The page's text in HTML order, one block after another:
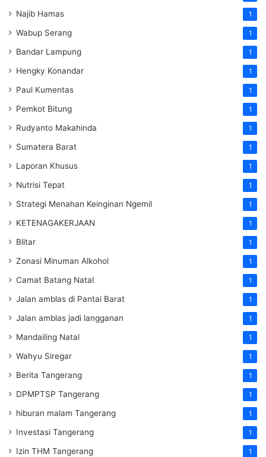
Najib Hamas 1
Wabup Serang 1
Bandar Lampung 1
Hengky Konandar 1
Paul Kumentas 1
Pemkot Bitung 1
Rudyanto Makahinda 1
Sumatera Barat 1
Laporan Khusus 1
Nutrisi Tepat 1
Strategi Menahan Keinginan Ngemil 1
KETENAGAKERJAAN 1
Blitar 1
Zonasi Minuman Alkohol 1
Camat Batang Natal 1
Jalan amblas di Pantai Barat 1
Jalan amblas jadi langganan 1
Mandailing Natal 1
Wahyu Siregar 1
Berita Tangerang 1
DPMPTSP Tangerang 1
hiburan malam Tangerang 1
Investasi Tangerang 1
Izin THM Tangerang 1